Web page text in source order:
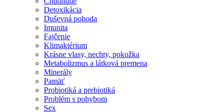
Detoxikácia
Duševná pohoda
Imunita
Fajčenie
Klimaktérium
Krásne vlasy, nechty, pokožka
Metabolizmus a látková premena
Minerály
Pamäť
Probiotiká a prebiotiká
Problém s pohybom
Sex